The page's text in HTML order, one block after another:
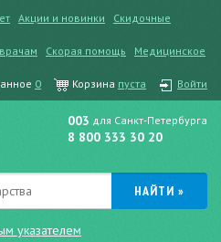
Акции и новинки
Скидочные
Скорая помощь
Медицинское
0 Корзина пуста Войти
указателем
003 для Санкт-Петербурга
8 800 333 30 20